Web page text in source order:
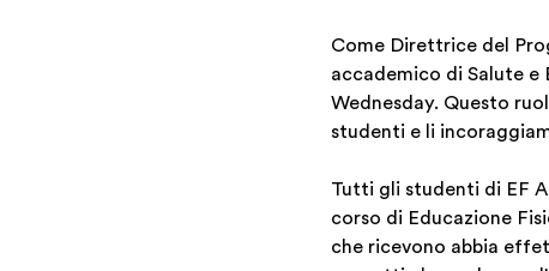
Come Direttrice del
accademico di Salute e
Wednesday. Questo
studenti e li
Tutti gli studenti di EF
corso di Educazione
che ricevono abbia